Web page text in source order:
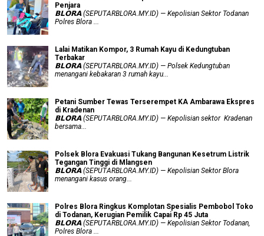
Penjara
𝗕𝗟𝗢𝗥𝗔 (SEPUTARBLORA.MY.ID) — Kepolisian Sektor Todanan
Polres Blora ...
Lalai Matikan Kompor, 3 Rumah Kayu di Kedungtuban
Terbakar
𝗕𝗟𝗢𝗥𝗔 (SEPUTARBLORA.MY.ID) — Polsek Kedungtuban
menangani kebakaran 3 rumah kayu...
Petani Sumber Tewas Terserempet KA Ambarawa Ekspres
di Kradenan
𝗕𝗟𝗢𝗥𝗔 (SEPUTARBLORA.MY.ID) — Kepolisian sektor Kradenan
bersama...
Polsek Blora Evakuasi Tukang Bangunan Kesetrum Listrik
Tegangan Tinggi di Mlangsen
𝗕𝗟𝗢𝗥𝗔 (SEPUTARBLORA.MY.ID) — Kepolisian Sektor Blora
menangani kasus orang...
Polres Blora Ringkus Komplotan Spesialis Pembobol Toko
di Todanan, Kerugian Pemilik Capai Rp 45 Juta
𝗕𝗟𝗢𝗥𝗔 (SEPUTARBLORA.MY.ID) — Kepolisian Sektor Todanan,
Polres Blora ...